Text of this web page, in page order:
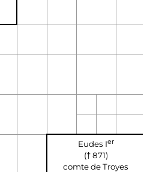
Eudes Ier
(† 871)
comte de Troyes